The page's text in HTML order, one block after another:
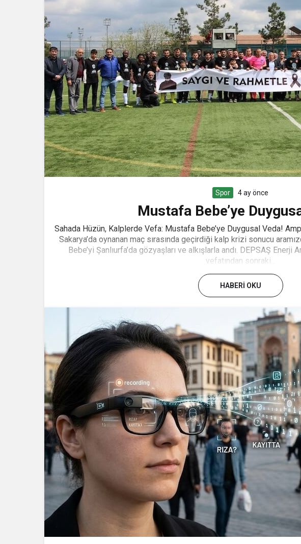
Spor 4 ay önce
Mustafa Bebe’ye
Sahada Hüzün, Kalplerde Vefa: Mustafa Bebe’ye Duygusal Veda!
Sakarya’da oynanan maç sırasında geçirdiği kalp krizi sonucu
Bebe’yi Şanlıurfa’da gözyaşları ve alkışlarla andı. DEPSAŞ Enerji
vefatından sonraki...
HABERI OKU